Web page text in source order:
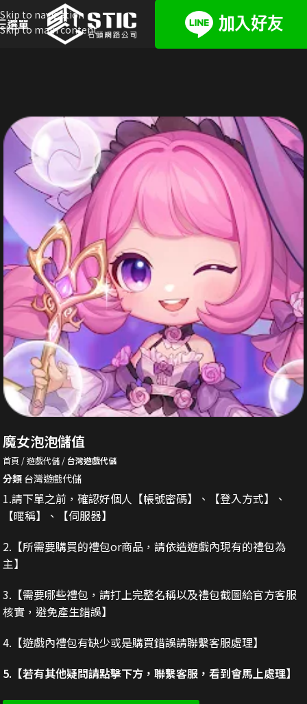
Skip to navigation
Skip to main content
選單
魔女泡泡儲值
首頁 遊戲代儲 台灣遊戲代儲
分類 台灣遊戲代儲
1.請下單之前，確認好個人【帳號密碼】、【登入方式】、
【暱稱】、【伺服器】
2. 【所需要購買的禮包or商品，請依造遊戲內現有的禮包為
主】
3. 【需要哪些禮包，請打上完整名稱以及禮包截圖給官方客服
核實，避免產生錯誤】
4.【遊戲內禮包有缺少或是購買錯誤請聯繫客服處理】
5.【若有其他疑問請點擊下方，聯繫客服，看到會馬上處理】